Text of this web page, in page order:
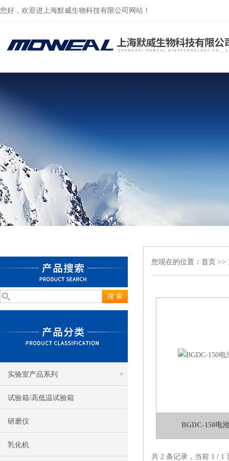
您好，欢迎进上海默威生物科技有限公司网站！
实验室产品系列
试验箱/高低温试验箱
研磨仪
乳化机
您现在的位置： 首页 >>
BGDC-150电
共 2 条记录，当前 1 /